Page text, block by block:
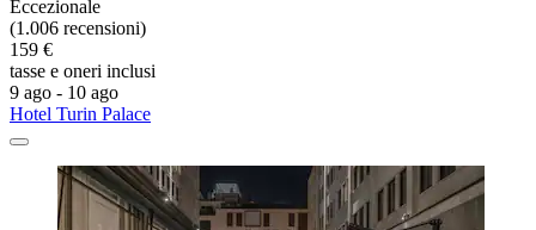
Eccezionale
(1.006 recensioni)
159 €
tasse e oneri inclusi
9 ago - 10 ago
Hotel Turin Palace